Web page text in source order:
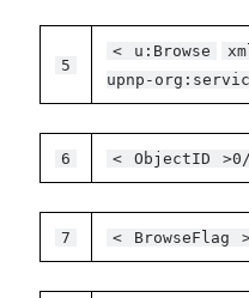
5
< u:Browse
upnp-
6 < ObjectID
7 < BrowseFlag